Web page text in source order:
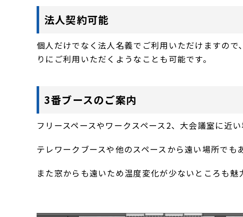
法人契約可能
個人だけでなく法人名義でご利用いただけますの
りにご利用いただくようなことも可能です。
3番ブースのご案内
フリースペースやワークスペース2、大会議室に近い
テレワークブースや他のスペースから遠い場所でも
また窓からも遠いため温度変化が少ないところも魅